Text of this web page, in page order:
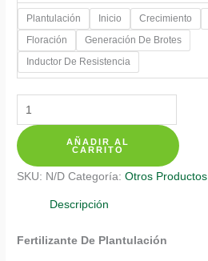
desde
$ 12.350
hasta
$ 20.350
Plantulación Inicio Crecimiento
Floración
Generación De Brotes
Inductor De Resistencia
Fertilizantes
Individuales
Para
Ceiba
Amarilla
cantidad
AÑADIR AL
CARRITO
SKU: N/D Categoría:Otros Productos
Descripción
Fertilizante De Plantulación